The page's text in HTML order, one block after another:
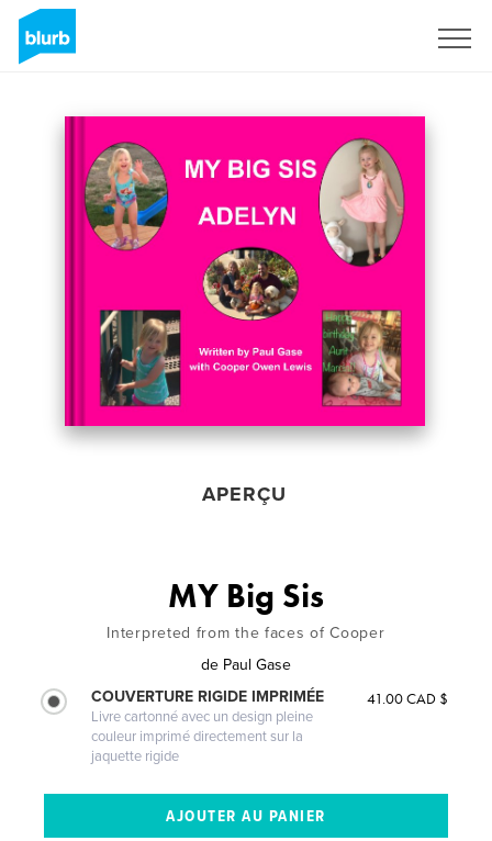
APERÇU
MY Big Sis
Interpreted from the faces of Cooper
de Paul Gase
COUVERTURE RIGIDE IMPRIMÉE
Livre cartonné avec un design pleine
couleur imprimé directement sur la
jaquette rigide
41.00 CAD $